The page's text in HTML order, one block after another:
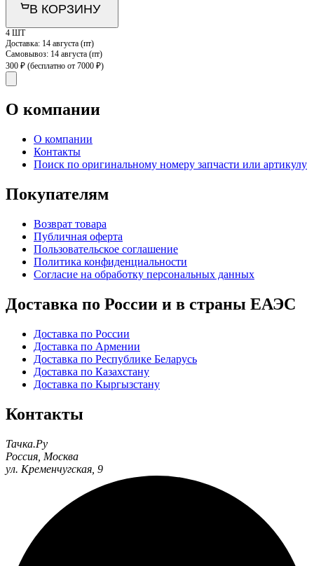
В КОРЗИНУ
4 ШТ
Доставка: 14 августа (пт)
Самовывоз: 14 августа (пт)
300 ₽ (бесплатно от 7000 ₽)
О компании
О компании
Контакты
Поиск по оригинальному номеру запчасти или артикулу
Покупателям
Возврат товара
Публичная оферта
Пользовательское соглашение
Политика конфиденциальности
Согласие на обработку персональных данных
Доставка по России и в страны ЕАЭС
Доставка по России
Доставка по Армении
Доставка по Республике Беларусь
Доставка по Казахстану
Доставка по Кыргызстану
Контакты
Тачка.Ру
Россия Москва
ул. Кременчугская, 9